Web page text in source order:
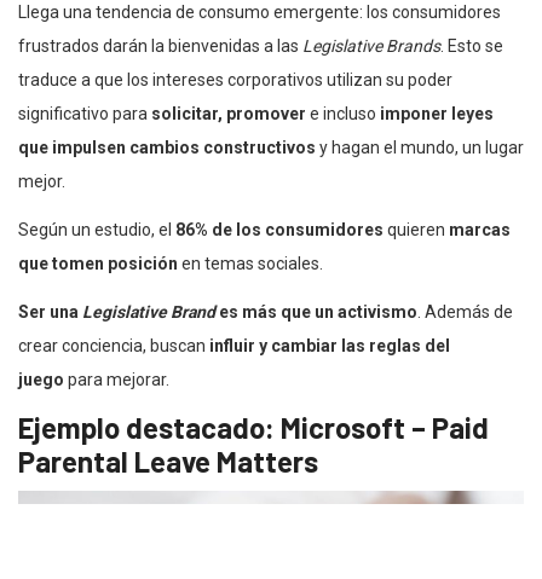
Llega una tendencia de consumo emergente: los consumidores
frustrados darán la bienvenidas a las Legislative Brands. Esto se
traduce a que los intereses corporativos utilizan su poder
significativo para solicitar, promover e incluso imponer leyes
que impulsen cambios constructivos y hagan el mundo, un lugar
mejor.
Según un estudio, el 86% de los consumidores quieren marcas
que tomen posición en temas sociales.
Ser una Legislative Brandes más que un activismo . Además de
crear conciencia, buscan influir y cambiar las reglas del
juego para mejorar.
Ejemplo destacado: Microsoft – Paid
Parental Leave Matters